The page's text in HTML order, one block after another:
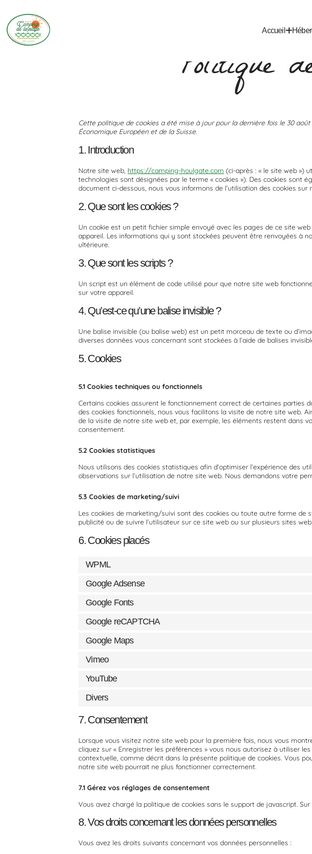
Accueil
Politique
Cette politique de cookies a été mise à jour pour la dernière fois le 30
Économique Européen et de la Suisse.
1. Introduction
Notre site web, https://camping-houlgate.com (ci-après : « le site web »)
technologies sont désignées par le terme « cookies »). Des cookies sont
document ci-dessous, nous vous informons de l’utilisation des cookies sur
2. Que sont les cookies ?
Un cookie est un petit fichier simple envoyé avec les pages de ce site
appareil. Les informations qui y sont stockées peuvent être renvoyées à
ultérieure.
3. Que sont les scripts ?
Un script est un élément de code utilisé pour que notre site web
sur votre appareil.
4. Qu’est-ce qu’une balise invisible ?
Une balise invisible (ou balise web) est un petit morceau de texte ou
diverses données vous concernant sont stockées à l’aide de balises
5. Cookies
5.1 Cookies techniques ou fonctionnels
Certains cookies assurent le fonctionnement correct de certaines parties
des cookies fonctionnels, nous vous facilitons la visite de notre site web.
de la visite de notre site web et, par exemple, les éléments restent dans
consentement.
5.2 Cookies statistiques
Nous utilisons des cookies statistiques afin d’optimiser l’expérience des
observations sur l’utilisation de notre site web. Nous demandons votre
5.3 Cookies de marketing/suivi
Les cookies de marketing/suivi sont des cookies ou toute autre forme de
publicité ou de suivre l’utilisateur sur ce site web ou sur plusieurs sites
6. Cookies placés
WPML
Google Adsense
Google Fonts
Google reCAPTCHA
Google Maps
Vimeo
YouTube
Divers
7. Consentement
Lorsque vous visitez notre site web pour la première fois, nous vous
cliquez sur « Enregistrer les préférences » vous nous autorisez à utiliser
contextuelle, comme décrit dans la présente politique de cookies. Vous
notre site web pourrait ne plus fonctionner correctement.
7.1 Gérez vos réglages de consentement
Vous avez chargé la politique de cookies sans le support de javascript.
8. Vos droits concernant les données personnelles
Vous avez les droits suivants concernant vos données personnelles :